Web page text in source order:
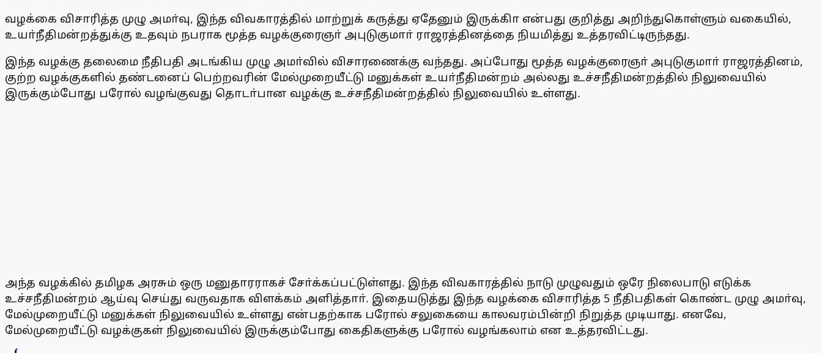
வழக்கை விசாரித்த முழு அமா்வு, இந்த விவகாரத்தில் மாற்றுக் கருத்து ஏதேனும் இருக்கிா என்பது குறித்து அறிந்துகொள்ளும் வகையில்,
உயா்நீதிமன்றத்துக்கு உதவும் நபராக மூத்த வழக்குரைஞா் அபுடுகுமாா் ராஜரத்தினத்தை நியமித்து உத்தரவிட்டிருந்தது.
இந்த வழக்கு தலைமை நீதிபதி அடங்கிய முழு அமா்வில் விசாரணைக்கு வந்தது. அப்போது மூத்த வழக்குரைஞா் அபுடுகுமாா் ராஜரத்தினம்,
குற்ற வழக்குகளில் தண்டனைப் பெற்றவரின் மேல்முறையீட்டு மனுக்கள் உயா்நீதிமன்றம் அல்லது உச்சநீதிமன்றத்தில் நிலுவையில்
இருக்கும்போது பரோல் வழங்குவது தொடா்பான வழக்கு உச்சநீதிமன்றத்தில் நிலுவையில் உள்ளது.
அந்த வழக்கில் தமிழக அரசும் ஒரு மனுதாரராகச் சோ்க்கப்பட்டுள்ளது. இந்த விவகாரத்தில் நாடு முழுவதும் ஒரே நிலைபாடு எடுக்க
உச்சநீதிமன்றம் ஆய்வு செய்து வருவதாக விளக்கம் அளித்தாா். இதையடுத்து இந்த வழக்கை விசாரித்த 5 நீதிபதிகள் கொண்ட முழு அமா்வு,
மேல்முறையீட்டு மனுக்கள் நிலுவையில் உள்ளது என்பதற்காக பரோல் சலுகையை காலவரம்பின்றி நிறுத்த முடியாது. எனவே,
மேல்முறையீட்டு வழக்குகள் நிலுவையில் இருக்கும்போது கைதிகளுக்கு பரோல் வழங்கலாம் என உத்தரவிட்டது.